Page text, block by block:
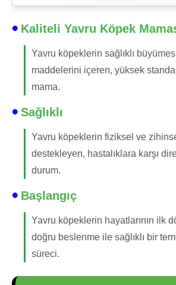
Kaliteli Yavru Köpek
Yavru köpeklerin sağlıklı
maddelerini içeren, yüksek
mama.
Sağlıklı
Yavru köpeklerin fiziksel ve
destekleyen, hastalıklara karşı
durum.
Başlangıç
Yavru köpeklerin hayatlarının ilk
doğru beslenme ile sağlıklı bir
süreci.